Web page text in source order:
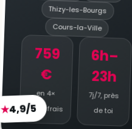
Thizy-les-Bourgs
Cours-la-Ville
759
€
en 4×
sans frais
6h–
23h
7j/7, près
de toi
★4,9/5